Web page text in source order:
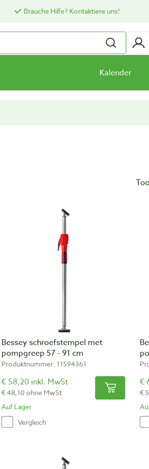
Brauche Hilfe? Kontaktiere uns!
Kalender
Bessey schroefstempel met
pompgreep 57 - 91 cm
Produktnummer: 11594361
€ 58,20 inkl. MwSt
€ 48,10 ohne MwSt
Auf Lager
Vergleich
€
€